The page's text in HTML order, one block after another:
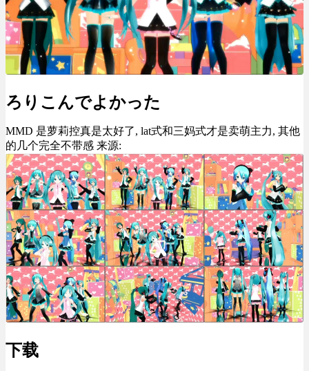
ろりこんでよかった
MMD 是萝莉控真是太好了, lat式和三妈式才是卖萌主力, 其他
的几个完全不带感 来源:
下载